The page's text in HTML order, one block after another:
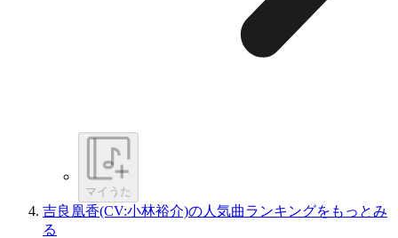
マイうた
吉良凰香(CV:小林裕介)の人気曲ランキングをもっとみ
る